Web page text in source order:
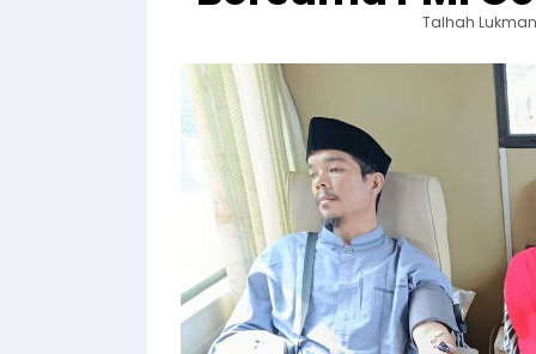
Talhah